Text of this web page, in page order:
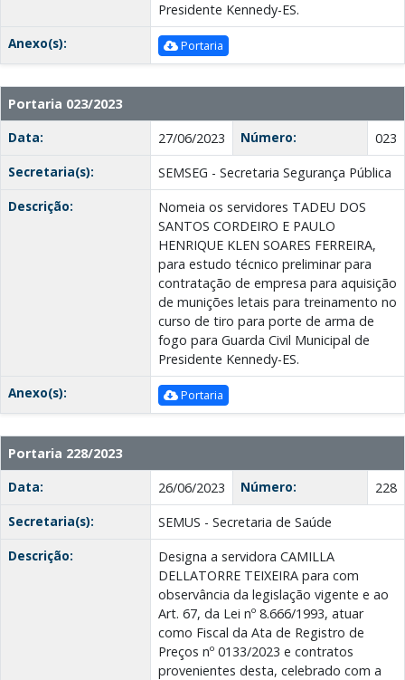
Presidente Kennedy-ES.
Anexo(s):
Portaria
Portaria 023/2023
Data:
27/06/2023 Número:
023
Secretaria(s):
SEMSEG - Secretaria Segurança Pública
Descrição:
Nomeia os servidores TADEU DOS
SANTOS CORDEIRO E PAULO
HENRIQUE KLEN SOARES FERREIRA,
para estudo técnico preliminar para
contratação de empresa para aquisição
de munições letais para treinamento no
curso de tiro para porte de arma de
fogo para Guarda Civil Municipal de
Presidente Kennedy-ES.
Anexo(s):
Portaria
Portaria 228/2023
Data:
26/06/2023 Número:
228
Secretaria(s):
SEMUS - Secretaria de Saúde
Descrição:
Designa a servidora CAMILLA
DELLATORRE TEIXEIRA para com
observância da legislação vigente e ao
Art. 67, da Lei nº 8.666/1993, atuar
como Fiscal da Ata de Registro de
Preços nº 0133/2023 e contratos
provenientes desta, celebrado com a